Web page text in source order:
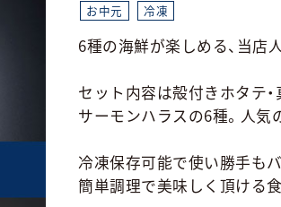
お中元 冷凍
6種の海鮮が楽しめる、当店
セット内容は殻付きホタテ・
サーモンハラスの6種。人気
冷凍保存可能で使い勝手も
簡単調理で美味しく頂ける